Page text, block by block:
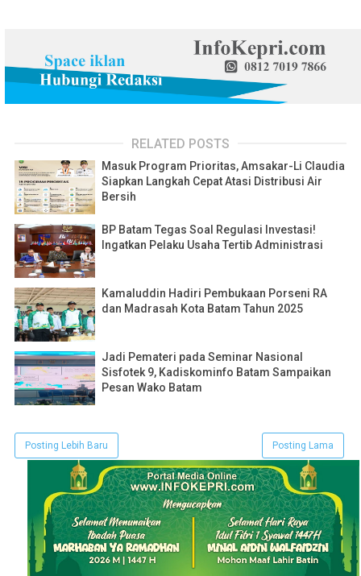
RELATED POSTS
Masuk Program Prioritas, Amsakar-Li Claudia
Siapkan Langkah Cepat Atasi Distribusi Air
Bersih
BP Batam Tegas Soal Regulasi Investasi!
Ingatkan Pelaku Usaha Tertib Administrasi
Kamaluddin Hadiri Pembukaan Porseni RA
dan Madrasah Kota Batam Tahun 2025
Jadi Pemateri pada Seminar Nasional
Sisfotek 9, Kadiskominfo Batam Sampaikan
Pesan Wako Batam
Posting Lebih Baru Posting Lama